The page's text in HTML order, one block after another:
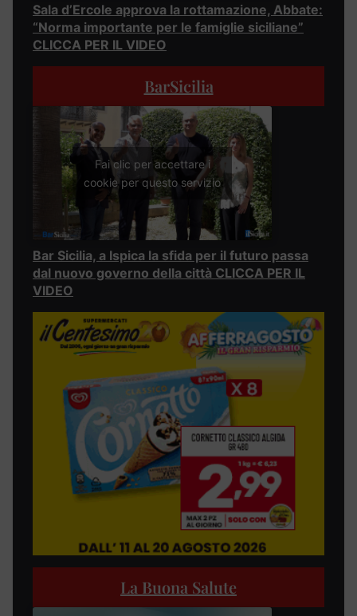
Sala d’Ercole approva la rottamazione, Abbate:
“Norma importante per le famiglie siciliane”
CLICCA PER IL VIDEO
BarSicilia
Fai clic per accettare i
cookie per questo servizio
Bar Sicilia, a Ispica la sfida per il futuro passa
dal nuovo governo della città CLICCA PER IL
VIDEO
La Buona Salute